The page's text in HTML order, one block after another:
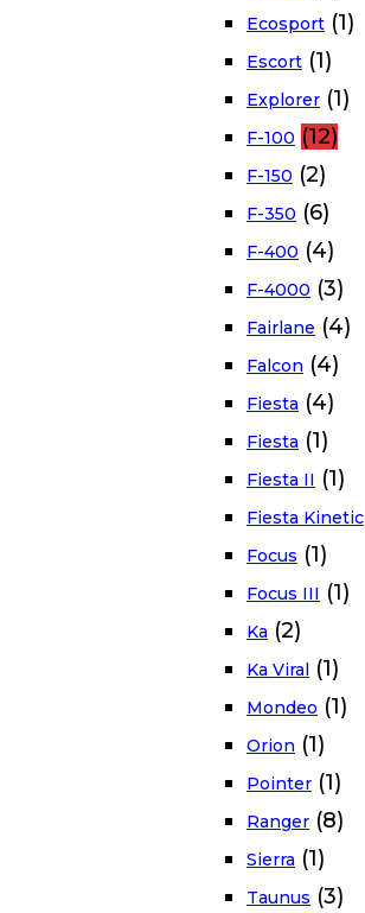
Ecosport (1)
Escort (1)
Explorer (1)
F-100 (12)
F-150 (2)
F-350 (6)
F-400 (4)
F-4000 (3)
Fairlane (4)
Falcon (4)
Fiesta (4)
Fiesta (1)
Fiesta II (1)
Fiesta Kinetic
Focus (1)
Focus III (1)
Ka (2)
Ka Viral (1)
Mondeo (1)
Orion (1)
Pointer (1)
Ranger (8)
Sierra (1)
Taunus (3)